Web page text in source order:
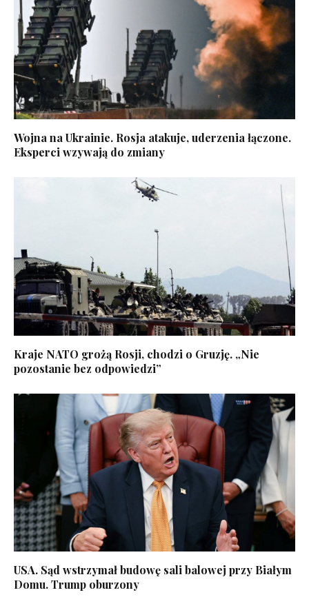
Wojna na Ukrainie. Rosja atakuje, uderzenia łączone.
Eksperci wzywają do zmiany
Kraje NATO grożą Rosji, chodzi o Gruzję. „Nie
pozostanie bez odpowiedzi”
USA. Sąd wstrzymał budowę sali balowej przy Białym
Domu. Trump oburzony